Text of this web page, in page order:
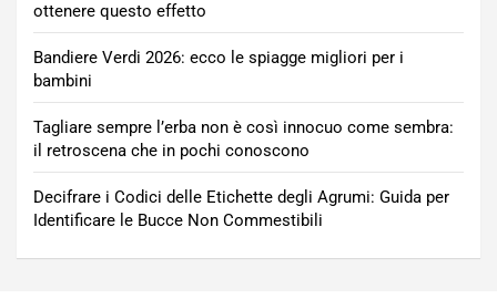
ottenere questo effetto
Bandiere Verdi 2026: ecco le spiagge migliori per i
bambini
Tagliare sempre l’erba non è così innocuo come sembra:
il retroscena che in pochi conoscono
Decifrare i Codici delle Etichette degli Agrumi: Guida per
Identificare le Bucce Non Commestibili